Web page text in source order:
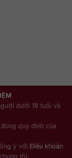
dưới 18 tuổi và
quy định của
ý với Điều khoản
tôi.